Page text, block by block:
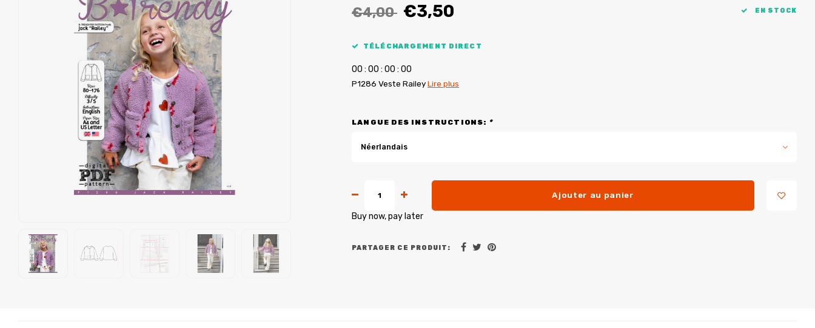
€4,00 €3,50 EN STOCK
TÉLÉCHARGEMENT DIRECT
00 : 00 : 00 : 00
P1286 Veste RaileyLire plus
LANGUE DES INSTRUCTIONS: *
Néerlandais
Ajouter au panier
Buy now, pay later
PARTAGER CE PRODUIT: